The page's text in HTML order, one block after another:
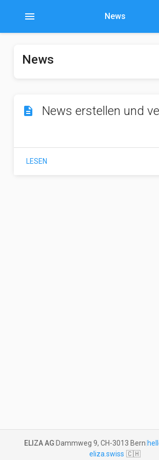
menu News
News
description News erstellen und
LESEN
ELIZA AG Dammweg 9, CH-3013 Bern
eliza.swiss 🇨🇭